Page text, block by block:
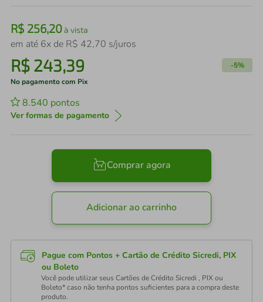
R$ 256,20à vista
em até 6x de R$ 42,70 s/juros
R$ 243,39 -5%
No pagamento com Pix
8.540 pontos
Ver formas de pagamento
Comprar agora
Adicionar ao carrinho
Pague com Pontos + Cartão de Crédito Sicredi, PIX
ou Boleto
Você pode utilizar seus Cartões de Crédito Sicredi , PIX ou
Boleto* caso não tenha pontos suficientes para a compra deste
produto.